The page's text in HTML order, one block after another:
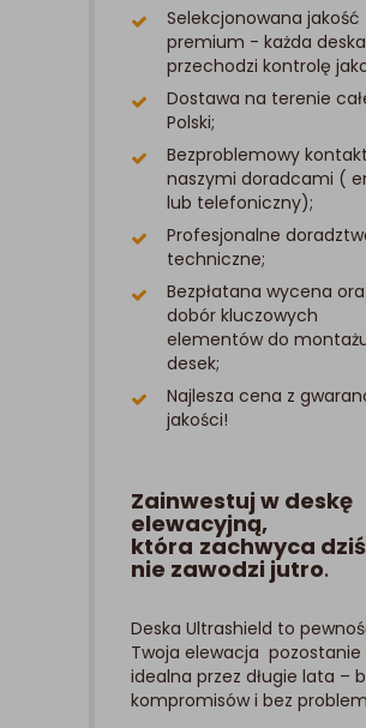
Selekcjonowana jakość
premium - każda deska
przechodzi kontrolę
Dostawa na terenie
Polski;
Bezproblemowy
naszymi doradcami (
lub telefoniczny);
Profesjonalne
techniczne;
Bezpłatana wycena
dobór kluczowych
elementów do
desek;
Najlesza cena z
jakości!
Zainwestuj w deskę
elewacyjną,
która zachwyca
nie zawodzi jutro.
Deska Ultrashield to
Twoja elewacja pozostanie
idealna przez długie lata –
kompromisów i bez